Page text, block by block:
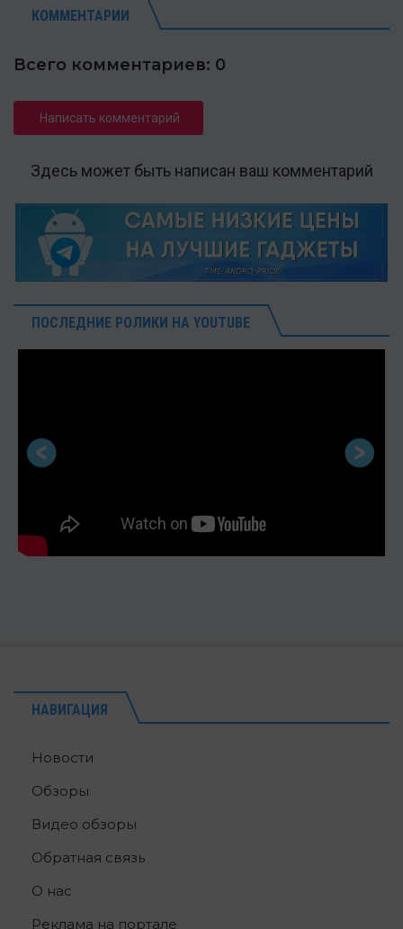
КОММЕНТАРИИ
Всего комментариев: 0
Написать комментарий
Здесь может быть написан ваш комментарий
ПОСЛЕДНИЕ РОЛИКИ НА YOUTUBE
НАВИГАЦИЯ
Новости
Обзоры
Видео обзоры
Обратная связь
О нас
Реклама на портале